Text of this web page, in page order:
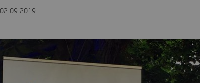
02.09.2019